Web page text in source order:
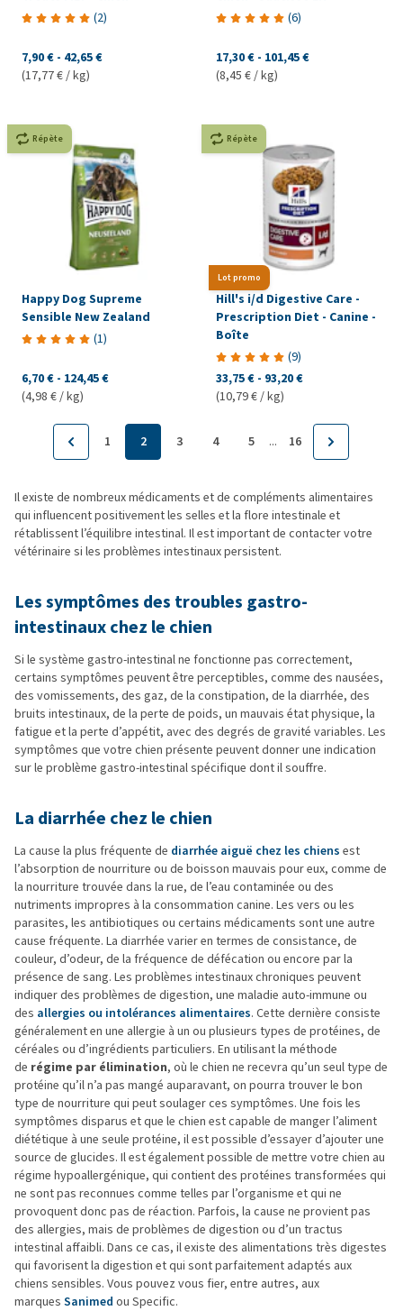
(2)
7,90 € - 42,65 €
(17,77 € / kg)
(6)
17,30 € - 101,45 €
(8,45 € / kg)
Répète
Happy Dog Supreme
Sensible New Zealand
(1)
6,70 € - 124,45 €
(4,98 € / kg)
Lot promo
Répète
Hill's i/d Digestive Care -
Prescription Diet - Canine -
Boîte
(9)
33,75 € - 93,20 €
(10,79 € / kg)
1 2 3 4 5 ... 16
Il existe de nombreux médicaments et de compléments alimentaires
qui influencent positivement les selles et la flore intestinale et
rétablissent l’équilibre intestinal. Il est important de contacter votre
vétérinaire si les problèmes intestinaux persistent.
Les symptômes des troubles gastro-
intestinaux chez le chien
Si le système gastro-intestinal ne fonctionne pas correctement,
certains symptômes peuvent être perceptibles, comme des nausées,
des vomissements, des gaz, de la constipation, de la diarrhée, des
bruits intestinaux, de la perte de poids, un mauvais état physique, la
fatigue et la perte d’appétit, avec des degrés de gravité variables. Les
symptômes que votre chien présente peuvent donner une indication
sur le problème gastro-intestinal spécifique dont il souffre.
La diarrhée chez le chien
La cause la plus fréquente de diarrhée aiguë chez les chiens est
l’absorption de nourriture ou de boisson mauvais pour eux, comme de
la nourriture trouvée dans la rue, de l’eau contaminée ou des
nutriments impropres à la consommation canine. Les vers ou les
parasites, les antibiotiques ou certains médicaments sont une autre
cause fréquente. La diarrhée varier en termes de consistance, de
couleur, d’odeur, de la fréquence de défécation ou encore par la
présence de sang. Les problèmes intestinaux chroniques peuvent
indiquer des problèmes de digestion, une maladie auto-immune ou
des allergies ou intolérances alimentaires. Cette dernière consiste
généralement en une allergie à un ou plusieurs types de protéines, de
céréales ou d’ingrédients particuliers. En utilisant la méthode
de régime par élimination, où le chien ne recevra qu’un seul type de
protéine qu’il n’a pas mangé auparavant, on pourra trouver le bon
type de nourriture qui peut soulager ces symptômes. Une fois les
symptômes disparus et que le chien est capable de manger l’aliment
diététique à une seule protéine, il est possible d’essayer d’ajouter une
source de glucides. Il est également possible de mettre votre chien au
régime hypoallergénique, qui contient des protéines transformées qui
ne sont pas reconnues comme telles par l’organisme et qui ne
provoquent donc pas de réaction. Parfois, la cause ne provient pas
des allergies, mais de problèmes de digestion ou d’un tractus
intestinal affaibli. Dans ce cas, il existe des alimentations très digestes
qui favorisent la digestion et qui sont parfaitement adaptés aux
chiens sensibles. Vous pouvez vous fier, entre autres, aux
marques Sanimed ou Specific.